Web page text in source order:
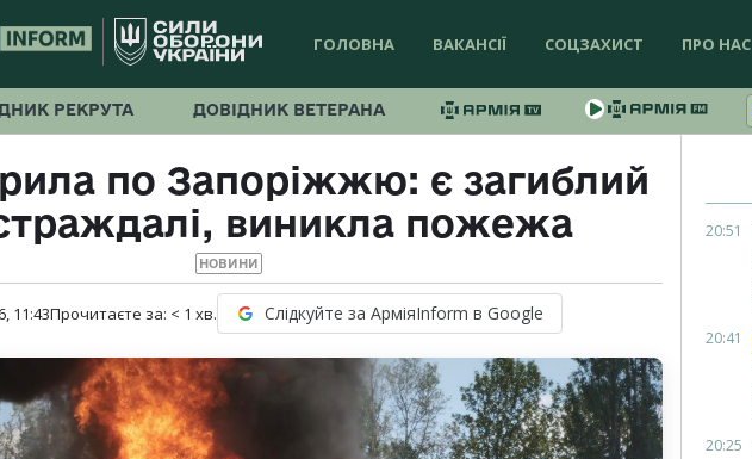
ГОЛОВНА ВАКАНСІЇ СОЦЗАХИСТ ПРО НАС
РЕКРУТА ДОВІДНИК ВЕТЕРАНА
по Запоріжжю: є загиблий
виникла пожежа
НОВИНИ
11:43Прочитаєте за: < 1 хв. Слідкуйте за АрміяInform в Google
20:51
20:41
20:25